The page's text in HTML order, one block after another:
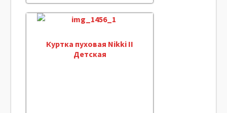
Куртка пуховая Nikki II
Детская